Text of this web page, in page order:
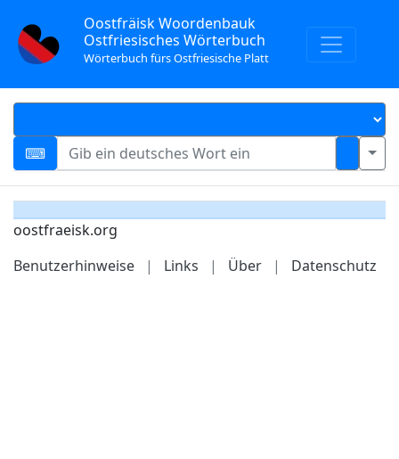
Oostfräisk Woordenbauk
Ostfriesisches Wörterbuch
Wörterbuch fürs Ostfriesische Platt
oostfraeisk.org
Benutzerhinweise
| Links | Über | Datenschutz